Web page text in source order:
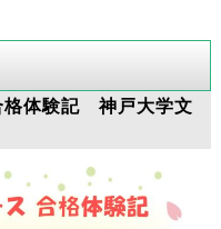
体験記 神戸大学文